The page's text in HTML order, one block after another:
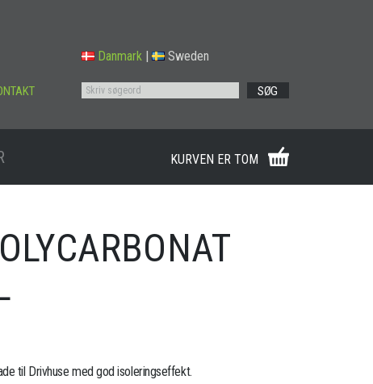
Danmark | Sweden
SØG
KURVEN ER TOM
til Drivhuse med god isoleringseffekt.